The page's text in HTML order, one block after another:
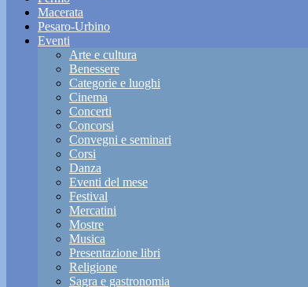
Macerata
Pesaro-Urbino
Eventi
Arte e cultura
Benessere
Categorie e luoghi
Cinema
Concerti
Concorsi
Convegni e seminari
Corsi
Danza
Eventi del mese
Festival
Mercatini
Mostre
Musica
Presentazione libri
Religione
Sagra e gastronomia